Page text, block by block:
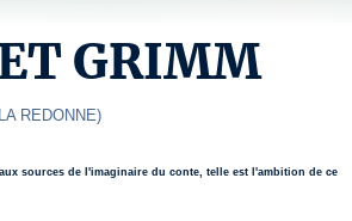
GRIMM
REDONNE)
sources de l'imaginaire du conte, telle est l'ambition de ce